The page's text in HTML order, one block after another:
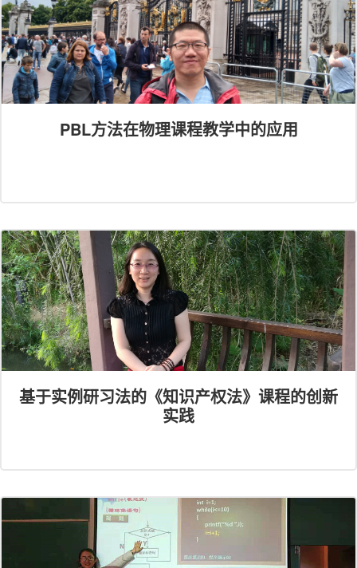
PBL方法在物理课程教学中的应用
基于实例研习法的《知识产权法》课程的创新
实践